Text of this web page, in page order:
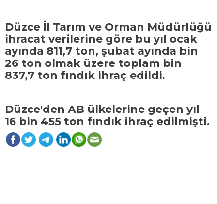
Düzce İl Tarım ve Orman Müdürlüğü
ihracat verilerine göre bu yıl ocak
ayında 811,7 ton, şubat ayında bin
26 ton olmak üzere toplam bin
837,7 ton fındık ihraç edildi.
Düzce'den AB ülkelerine geçen yıl
16 bin 455 ton fındık ihraç edilmişti.